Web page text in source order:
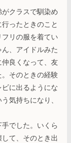
クラスで馴染め
ったときのこと
リの服を着てい
、アイドルみた
良くなって、友
そのときの経験
に出るようにな
気持ちになり、
でした。いくら
て、そのとき出